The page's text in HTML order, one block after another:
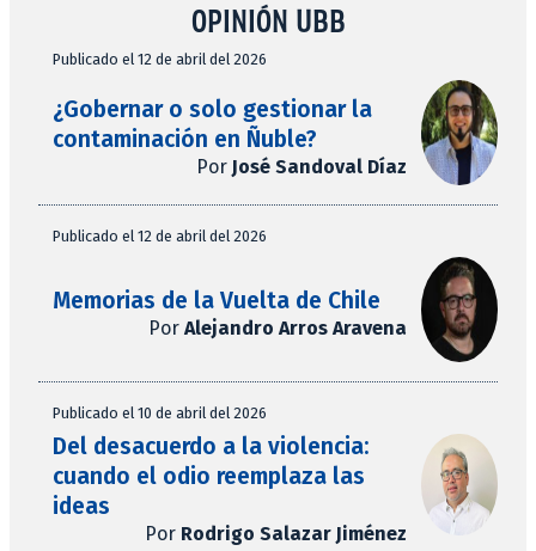
OPINIÓN UBB
Publicado el 12 de abril del 2026
¿Gobernar o solo gestionar la
contaminación en Ñuble?
Por José Sandoval Díaz
Publicado el 12 de abril del 2026
Memorias de la Vuelta de Chile
Por Alejandro Arros Aravena
Publicado el 10 de abril del 2026
Del desacuerdo a la violencia:
cuando el odio reemplaza las
ideas
Por Rodrigo Salazar Jiménez